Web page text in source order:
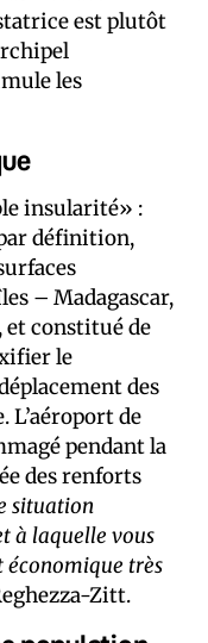
est plutôt
les
insularité» :
définition,
– Madagascar,
et constitué de
le
des
L’aéroport de
pendant la
des renforts
situation
à laquelle vous
économique très
Zitt.